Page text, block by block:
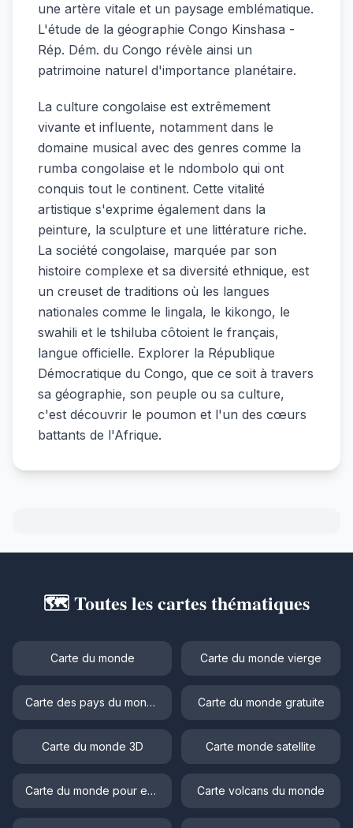
une artère vitale et un paysage emblématique.
L'étude de la géographie Congo Kinshasa -
Rép. Dém. du Congo révèle ainsi un
patrimoine naturel d'importance planétaire.
La culture congolaise est extrêmement
vivante et influente, notamment dans le
domaine musical avec des genres comme la
rumba congolaise et le ndombolo qui ont
conquis tout le continent. Cette vitalité
artistique s'exprime également dans la
peinture, la sculpture et une littérature riche.
La société congolaise, marquée par son
histoire complexe et sa diversité ethnique, est
un creuset de traditions où les langues
nationales comme le lingala, le kikongo, le
swahili et le tshiluba côtoient le français,
langue officielle. Explorer la République
Démocratique du Congo, que ce soit à travers
sa géographie, son peuple ou sa culture,
c'est découvrir le poumon et l'un des cœurs
battants de l'Afrique.
🗺️ Toutes les cartes thématiques
Carte du monde Carte du monde vierge
Carte des pays du monde Carte du monde gratuite
Carte du monde 3D Carte monde satellite
Carte du monde pour enfant Carte volcans du monde